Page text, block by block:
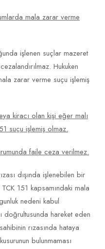
mala zarar verme
işlenen suçlar mazeret
Hukuken
zarar verme suçu işlemiş
kiracı olan kişi eğer malı
suçu işlemiş olmaz.
faile ceza verilmez.
dışında işlenebilen bir
151 kapsamındaki mala
nedeni kabul
doğrultusunda hareket eden
rızasında hataya
bulunmaması